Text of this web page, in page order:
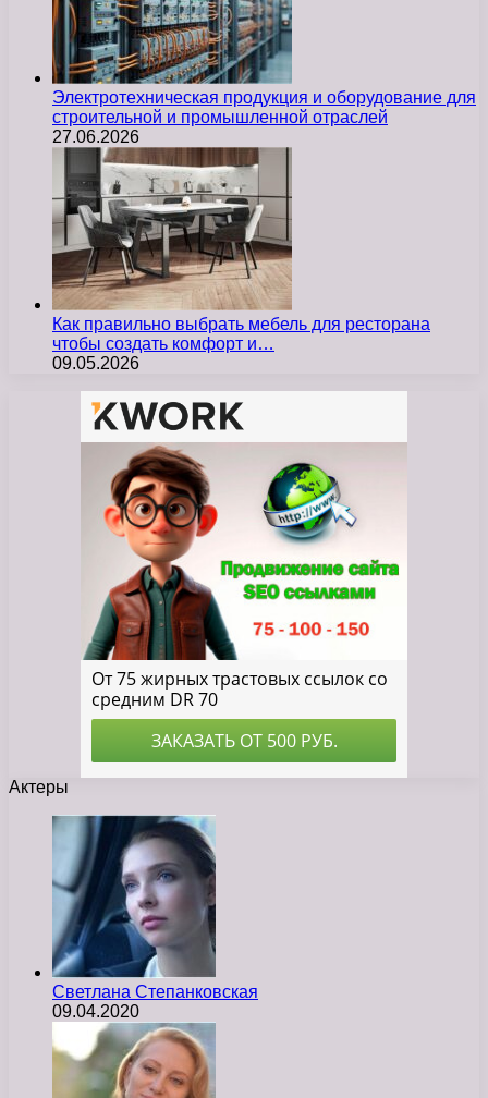
Электротехническая продукция и оборудование для
строительной и промышленной отраслей
27.06.2026
Как правильно выбрать мебель для ресторана
чтобы создать комфорт и…
09.05.2026
Актеры
Светлана Степанковская
09.04.2020